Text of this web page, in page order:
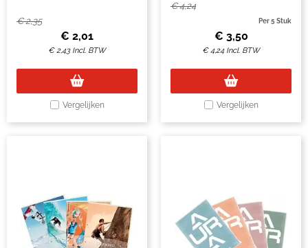
€2,35
€ 2,01
€2,43 Incl. BTW
Vergelijken
€4,24
Per 5 Stuk
€ 3,50
€4,24 Incl. BTW
Vergelijken